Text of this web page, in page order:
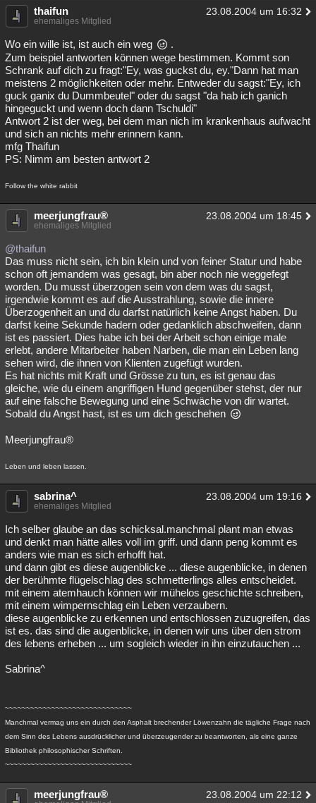
thaifun 23.08.2004 um 16:32
ehemaliges Mitglied
Wo ein wille ist, ist auch ein weg
.
Zum beispiel antworten können wege bestimmen. Kommt son
Schrank auf dich zu fragt:"Ey, was guckst du, ey."Dann hat man
meistens 2 möglichkeiten oder mehr. Entweder du sagst:"Ey, ich
guck ganix du Dummbeutel" oder du sagst "da hab ich ganich
hingeguckt und wenn doch dann Tschuldi"
Antwort 2 ist der weg, bei dem man nich im krankenhaus aufwacht
und sich an nichts mehr erinnern kann.
mfg Thaifun
PS: Nimm am besten antwort 2
Follow the white rabbit
meerjungfrau® 23.08.2004 um 18:45
ehemaliges Mitglied
@thaifun
Das muss nicht sein, ich bin klein und von feiner Statur und habe
schon oft jemandem was gesagt, bin aber noch nie weggefegt
worden. Du musst überzogen sein von dem was du sagst,
irgendwie kommt es auf die Ausstrahlung, sowie die innere
Überzogenheit an und du darfst natürlich keine Angst haben. Du
darfst keine Sekunde hadern oder gedanklich abschweifen, dann
ist es passiert. Dies habe ich bei der Arbeit schon einige male
erlebt, andere Mitarbeiter haben Narben, die man ein Leben lang
sehen wird, die ihnen von Klienten zugefügt wurden.
Es hat nichts mit Kraft und Grösse zu tun, es ist genau das
gleiche, wie du einem angriffigen Hund gegenüber stehst, der nur
auf eine falsche Bewegung und eine Schwäche von dir wartet.
Sobald du Angst hast, ist es um dich geschehen
Meerjungfrau®
Leben und leben lassen.
sabrina^ 23.08.2004 um 19:16
ehemaliges Mitglied
Ich selber glaube an das schicksal.manchmal plant man etwas
und denkt man hätte alles voll im griff. und dann peng kommt es
anders wie man es sich erhofft hat.
und dann gibt es diese augenblicke ... diese augenblicke, in denen
der berühmte flügelschlag des schmetterlings alles entscheidet.
mit einem atemhauch können wir mühelos geschichte schreiben,
mit einem wimpernschlag ein Leben verzaubern.
diese augenblicke zu erkennen und entschlossen zuzugreifen, das
ist es. das sind die augenblicke, in denen wir uns über den strom
des lebens erheben ... um sogleich wieder in ihn einzutauchen ...
Sabrina^
~~~~~~~~~~~~~~~~~~~~~~~~~~~~~~
Manchmal vermag uns ein durch den Asphalt brechender Löwenzahn die tägliche Frage nach
dem Sinn des Lebens ausdrücklicher und überzeugender zu beantworten, als eine ganze
Bibliothek philosophischer Schriften.
~~~~~~~~~~~~~~~~~~~~~~~~~~~~~~
meerjungfrau® 23.08.2004 um 22:12